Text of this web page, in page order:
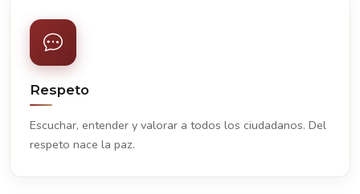
Respeto
Escuchar, entender y valorar a todos los ciudadanos. Del
respeto nace la paz.